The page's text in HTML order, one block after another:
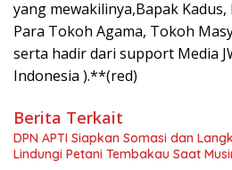
yang mewakilinya,Bapak
Para Tokoh Agama, Tokoh
serta hadir dari support Media
Indonesia ).**(red)
Berita Terkait
DPN APTI Siapkan Somasi dan
Lindungi Petani Tembakau Saat